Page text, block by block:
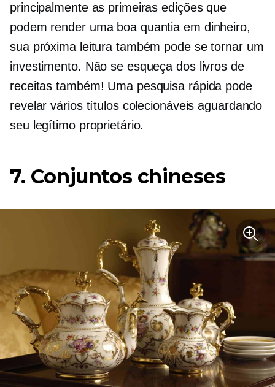
principalmente as primeiras edições que
podem render uma boa quantia em dinheiro,
sua próxima leitura também pode se tornar um
investimento. Não se esqueça dos livros de
receitas também! Uma pesquisa rápida pode
revelar vários títulos colecionáveis ​​aguardando
seu legítimo proprietário.
7. Conjuntos chineses